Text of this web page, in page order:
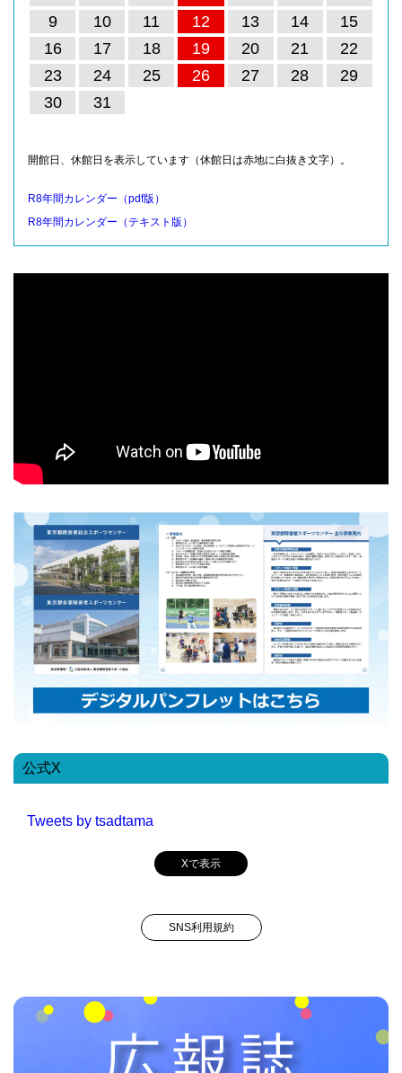
9
10 11 12 13 14
15
16
17 18 19 20 21
22
23
24 25 26 27 28
29
30
31
開館日、休館日を表示しています（休館日は赤地に白抜き文字）。
R8年間カレンダー（pdf版）
R8年間カレンダー（テキスト版）
公式X
Tweets by tsadtama
Xで表示
SNS利用規約